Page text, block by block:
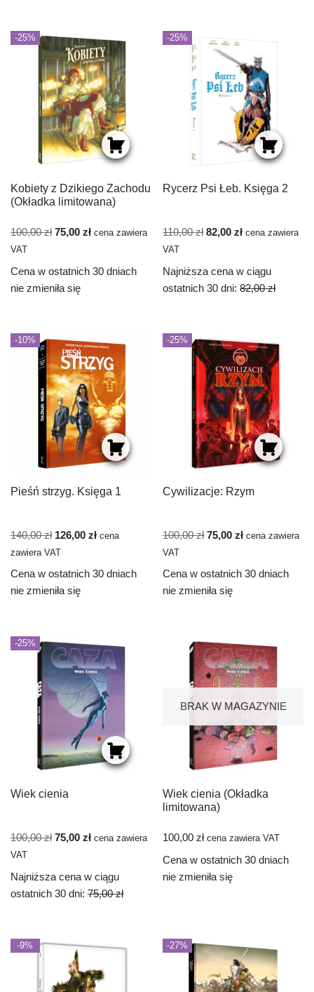
-25%
Kobiety z Dzikiego Zachodu
(Okładka limitowana)
100,00zł 75,00 zł cena zawiera
VAT
Cena w ostatnich 30 dniach
nie zmieniła się
-25%
Rycerz Psi Łeb. Księga 2
110,00zł 82,00zł cena zawiera
VAT
Najniższa cena w ciągu
ostatnich 30 dni:82,00 zł
-10%
Pieśń strzyg. Księga 1
140,00zł 126,00 zł cena
zawiera VAT
Cena w ostatnich 30 dniach
nie zmieniła się
-25%
Cywilizacje: Rzym
100,00zł 75,00zł cena zawiera
VAT
Cena w ostatnich 30 dniach
nie zmieniła się
-25%
Wiek cienia
100,00zł 75,00 zł cena zawiera
VAT
Najniższa cena w ciągu
ostatnich 30 dni: 75,00 zł
BRAK W MAGAZYNIE
Wiek cienia (Okładka
limitowana)
100,00zł cena zawiera VAT
Cena w ostatnich 30 dniach
nie zmieniła się
-9% -27%